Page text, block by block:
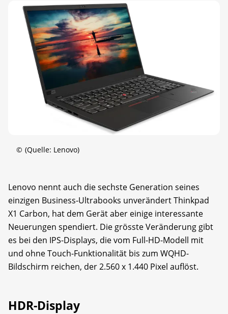
© (Quelle: Lenovo)
Lenovo nennt auch die sechste Generation seines
einzigen Business-Ultrabooks unverändert Thinkpad
X1 Carbon, hat dem Gerät aber einige interessante
Neuerungen spendiert. Die grösste Veränderung gibt
es bei den IPS-Displays, die vom Full-HD-Modell mit
und ohne Touch-Funktionalität bis zum WQHD-
Bildschirm reichen, der 2.560 x 1.440 Pixel auflöst.
HDR-Display